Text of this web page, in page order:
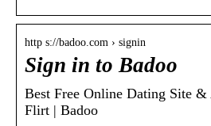
http s://badoo.com › signin
Sign in to Badoo
Best Free Online Dating Site
Flirt | Badoo